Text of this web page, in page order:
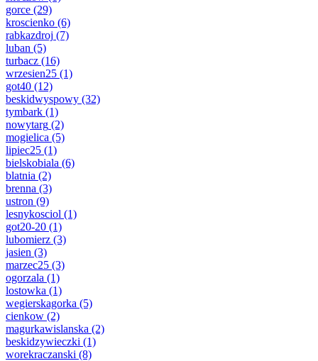
gorce (29)
kroscienko (6)
rabkazdroj (7)
luban (5)
turbacz (16)
wrzesien25 (1)
got40 (12)
beskidwyspowy (32)
tymbark (1)
nowytarg (2)
mogielica (5)
lipiec25 (1)
bielskobiala (6)
blatnia (2)
brenna (3)
ustron (9)
lesnykosciol (1)
got20-20 (1)
lubomierz (3)
jasien (3)
marzec25 (3)
ogorzala (1)
lostowka (1)
wegierskagorka (5)
cienkow (2)
magurkawislanska (2)
beskidzywieczki (1)
worekraczanski (8)